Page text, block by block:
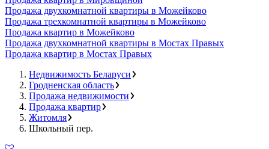
Продажа двухкомнатной квартиры в Можейково
Продажа трехкомнатной квартиры в Можейково
Продажа квартир в Можейково
Продажа двухкомнатной квартиры в Мостах Правых
Продажа квартир в Мостах Правых
Недвижимость Беларуси
Гродненская область
Продажа недвижимости
Продажа квартир
Житомля
Школьный пер.